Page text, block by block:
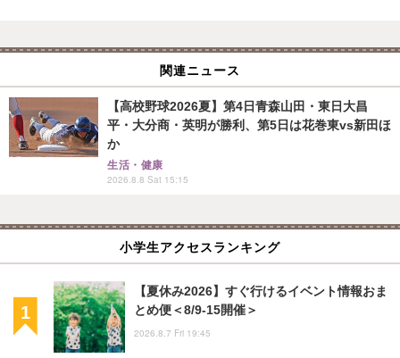
関連ニュース
【高校野球2026夏】第4日青森山田・東日大昌
平・大分商・英明が勝利、第5日は花巻東vs新田ほ
か
生活・健康
2026.8.8 Sat 15:15
小学生アクセスランキング
【夏休み2026】すぐ行けるイベント情報おま
とめ便＜8/9-15開催＞
2026.8.7 Fri 19:45